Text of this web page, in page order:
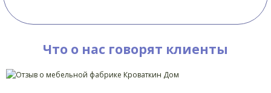
Что о нас говорят клиенты